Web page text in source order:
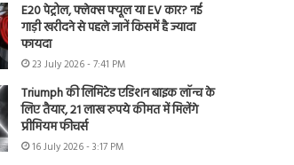
E20 पेट्रोल, फ्लेक्स फ्यूल या EV कार? नई
गाड़ी खरीदने से पहले जानें किसमें है ज्यादा
फायदा
23 July 2026 - 7:41 PM
Triumph की लिमिटेड एडिशन बाइक लॉन्च के
लिए तैयार, 21 लाख रुपये कीमत में मिलेंगे
प्रीमियम फीचर्स
16 July 2026 - 3:17 PM